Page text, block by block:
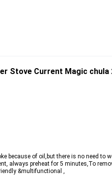
Stove Current Magic chula
because of oil,but there is no need
always preheat for 5 minutes,To
&multifunctional ,